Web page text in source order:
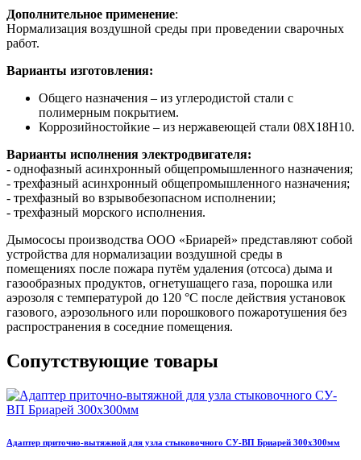
Дополнительное применение:
Нормализация воздушной среды при проведении сварочных
работ.
Варианты изготовления:
Общего назначения – из углеродистой стали с
полимерным покрытием.
Коррозийностойкие – из нержавеющей стали 08Х18Н10.
Варианты исполнения электродвигателя:
- однофазный асинхронный общепромышленного назначения;
- трехфазный асинхронный общепромышленного назначения;
- трехфазный во взрывобезопасном исполнении;
- трехфазный морского исполнения.
Дымососы производства ООО «Бриарей» представляют собой
устройства для нормализации воздушной среды в
помещениях после пожара путём удаления (отсоса) дыма и
газообразных продуктов, огнетушащего газа, порошка или
аэрозоля с температурой до 120 °C после действия установок
газового, аэрозольного или порошкового пожаротушения без
распространения в соседние помещения.
Сопутствующие товары
Адаптер приточно-вытяжной для узла стыковочного СУ-ВП Бриарей 300х300мм